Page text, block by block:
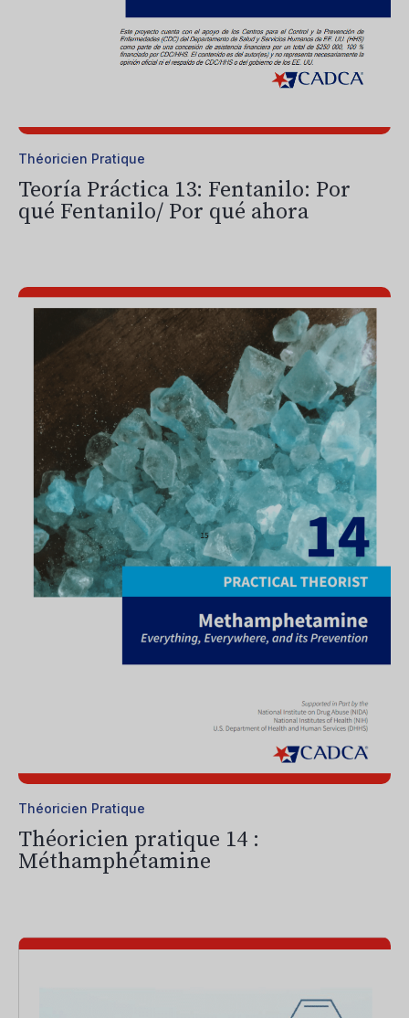
Théoricien Pratique
Teoría Práctica 13: Fentanilo: Por
qué Fentanilo/ Por qué ahora
Théoricien Pratique
Théoricien pratique 14 :
Méthamphétamine